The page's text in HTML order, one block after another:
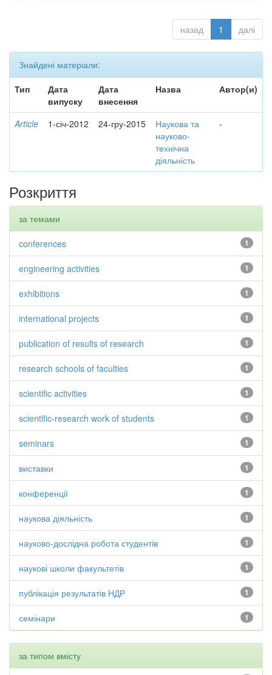
назад 1 далі
Знайдені матеріали:
Тип
Дата
випуску
Дата
внесення
Назва Автор(и)
Article 1-січ-2012 24-гру-2015
Наукова та
науково-
технічна
діяльність
-
Розкриття
за темами
1
conferences
1
engineering activities
1
exhibitions
1
international projects
1
publication of results of research
1
research schools of faculties
1
scientific activities
1
scientific-research work of students
1
seminars
1
виставки
1
конференції
1
наукова діяльність
1
науково-дослідна робота студентів
1
наукові школи факультетів
1
публікація результатів НДР
1
семінари
за типом вмісту